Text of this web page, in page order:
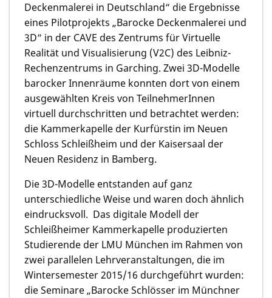
Deckenmalerei in Deutschland“ die Ergebnisse
eines Pilotprojekts „Barocke Deckenmalerei und
3D“ in der CAVE des Zentrums für Virtuelle
Realität und Visualisierung (V2C) des Leibniz-
Rechenzentrums in Garching. Zwei 3D-Modelle
barocker Innenräume konnten dort von einem
ausgewählten Kreis von TeilnehmerInnen
virtuell durchschritten und betrachtet werden:
die Kammerkapelle der Kurfürstin im Neuen
Schloss Schleißheim und der Kaisersaal der
Neuen Residenz in Bamberg.
Die 3D-Modelle entstanden auf ganz
unterschiedliche Weise und waren doch ähnlich
eindrucksvoll. Das digitale Modell der
Schleißheimer Kammerkapelle produzierten
Studierende der LMU München im Rahmen von
zwei parallelen Lehrveranstaltungen, die im
Wintersemester 2015/16 durchgeführt wurden:
die Seminare „Barocke Schlösser im Münchner